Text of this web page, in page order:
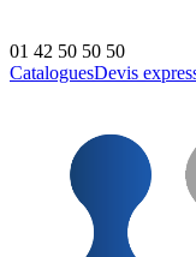
01 42 50 50 50
CataloguesDevis